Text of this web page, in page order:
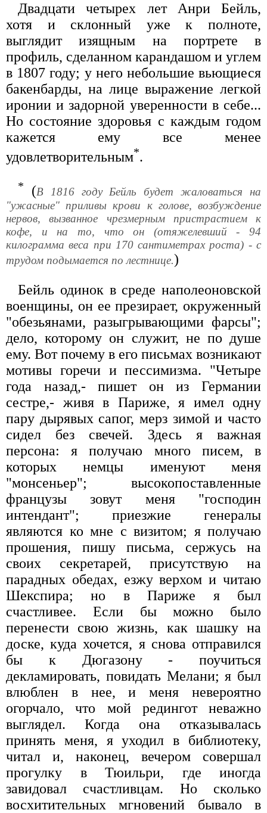
Двадцати четырех лет Анри Бейль,
хотя и склонный уже к полноте,
выглядит изящным на портрете в
профиль, сделанном карандашом и углем
в 1807 году; у него небольшие вьющиеся
бакенбарды, на лице выражение легкой
иронии и задорной уверенности в себе...
Но состояние здоровья с каждым годом
кажется ему все менее
удовлетворительным*.
* (В 1816 году Бейль будет жаловаться на
"ужасные" приливы крови к голове, возбуждение
нервов, вызванное чрезмерным пристрастием к
кофе, и на то, что он (отяжелевший - 94
килограмма веса при 170 сантиметрах роста) - с
трудом подымается по лестнице.)
Бейль одинок в среде наполеоновской
военщины, он ее презирает, окруженный
"обезьянами, разыгрывающими фарсы";
дело, которому он служит, не по душе
ему. Вот почему в его письмах возникают
мотивы горечи и пессимизма. "Четыре
года назад,- пишет он из Германии
сестре,- живя в Париже, я имел одну
пару дырявых сапог, мерз зимой и часто
сидел без свечей. Здесь я важная
персона: я получаю много писем, в
которых немцы именуют меня
"монсеньер"; высокопоставленные
французы зовут меня "господин
интендант"; приезжие генералы
являются ко мне с визитом; я получаю
прошения, пишу письма, сержусь на
своих секретарей, присутствую на
парадных обедах, езжу верхом и читаю
Шекспира; но в Париже я был
счастливее. Если бы можно было
перенести свою жизнь, как шашку на
доске, куда хочется, я снова отправился
бы к Дюгазону - поучиться
декламировать, повидать Мелани; я был
влюблен в нее, и меня невероятно
огорчало, что мой редингот неважно
выглядел. Когда она отказывалась
принять меня, я уходил в библиотеку,
читал и, наконец, вечером совершал
прогулку в Тюильри, где иногда
завидовал счастливцам. Но сколько
восхитительных мгновений бывало в